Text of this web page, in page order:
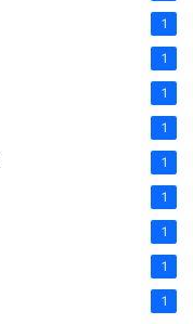
1
1
1
1
1
1
1
1
1